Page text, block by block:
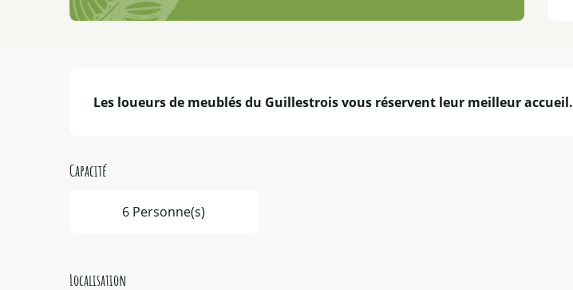
Les loueurs de meublés du Guillestrois vous réservent leur meilleur accueil.
Capacité
6 Personne(s)
Localisation